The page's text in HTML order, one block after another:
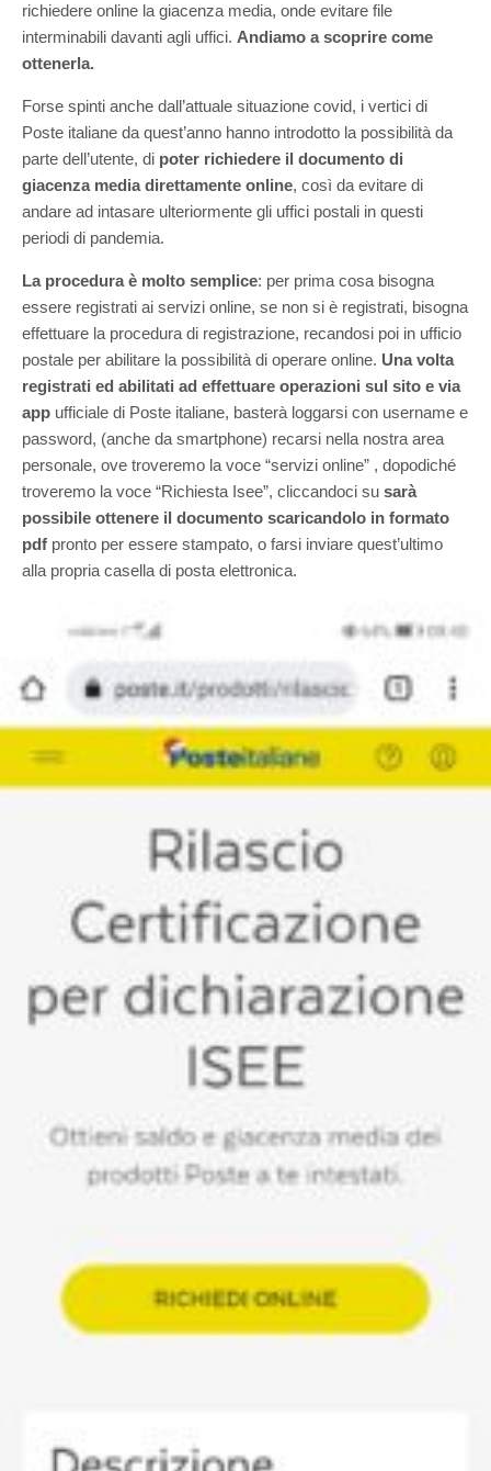
richiedere online la giacenza media, onde evitare file
interminabili davanti agli uffici. Andiamo a scoprire come
ottenerla.
Forse spinti anche dall’attuale situazione covid, i vertici di
Poste italiane da quest’anno hanno introdotto la possibilità da
parte dell’utente, di poter richiedere il documento di
giacenza media direttamente online, così da evitare di
andare ad intasare ulteriormente gli uffici postali in questi
periodi di pandemia.
La procedura è molto semplice: per prima cosa bisogna
essere registrati ai servizi online, se non si è registrati, bisogna
effettuare la procedura di registrazione, recandosi poi in ufficio
postale per abilitare la possibilità di operare online. Una volta
registrati ed abilitati ad effettuare operazioni sul sito e via
app ufficiale di Poste italiane, basterà loggarsi con username e
password, (anche da smartphone) recarsi nella nostra area
personale, ove troveremo la voce “servizi online” , dopodiché
troveremo la voce “Richiesta Isee”, cliccandoci su sarà
possibile ottenere il documento scaricandolo in formato
pdf pronto per essere stampato, o farsi inviare quest’ultimo
alla propria casella di posta elettronica.